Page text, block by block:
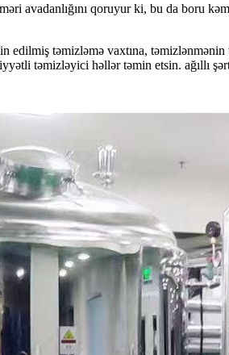
avadanlığını qoruyur ki, bu da boru
edilmiş təmizləmə vaxtına,
təmizləyici həllər təmin etsin. ağıllı